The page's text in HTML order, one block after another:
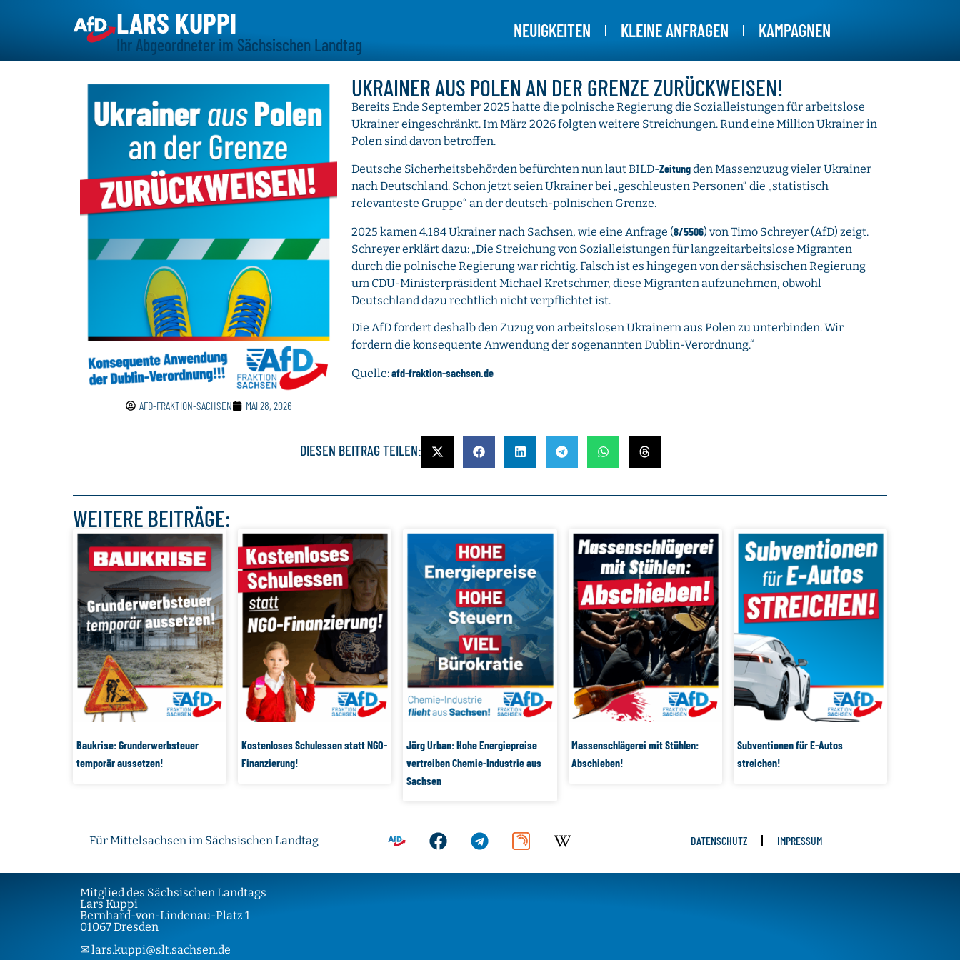
LARS KUPPI
Ihr Abgeordneter im Sächsischen Landtag
NEUIGKEITEN KLEINE ANFRAGEN KAMPAGNEN
AFD-FRAKTION-SACHSEN MAI 28, 2026
UKRAINER AUS POLEN AN DER GRENZE ZURÜCKWEISEN!
Bereits Ende September 2025 hatte die polnische Regierung die Sozialleistungen für arbeitslose
Ukrainer eingeschränkt. Im März 2026 folgten weitere Streichungen. Rund eine Million Ukrainer in
Polen sind davon betroffen.
Deutsche Sicherheitsbehörden befürchten nun laut BILD-Zeitungden Massenzuzug vieler Ukrainer
nach Deutschland. Schon jetzt seien Ukrainer bei „geschleusten Personen“ die „statistisch
relevanteste Gruppe“ an der deutsch-polnischen Grenze.
2025 kamen 4.184 Ukrainer nach Sachsen, wie eine Anfrage (8/5506) von Timo Schreyer (AfD) zeigt.
Schreyer erklärt dazu: „Die Streichung von Sozialleistungen für langzeitarbeitslose Migranten
durch die polnische Regierung war richtig. Falsch ist es hingegen von der sächsischen Regierung
um CDU-Ministerpräsident Michael Kretschmer, diese Migranten aufzunehmen, obwohl
Deutschland dazu rechtlich nicht verpflichtet ist.
Die AfD fordert deshalb den Zuzug von arbeitslosen Ukrainern aus Polen zu unterbinden. Wir
fordern die konsequente Anwendung der sogenannten Dublin-Verordnung.“
Quelle:afd-fraktion-sachsen.de
DIESEN BEITRAG TEILEN:
WEITERE BEITRÄGE:
Baukrise: Grunderwerbsteuer
temporär aussetzen!
Kostenloses Schulessen statt NGO-
Finanzierung!
Jörg Urban: Hohe Energiepreise
vertreiben Chemie-Industrie aus
Sachsen
Massenschlägerei mit Stühlen:
Abschieben!
Subventionen für E-Autos
streichen!
Für Mittelsachsen im Sächsischen Landtag DATENSCHUTZ IMPRESSUM
Mitglied des Sächsischen Landtags
Lars Kuppi
Bernhard-von-Lindenau-Platz 1
01067 Dresden
✉ lars.kuppi@slt.sachsen.de